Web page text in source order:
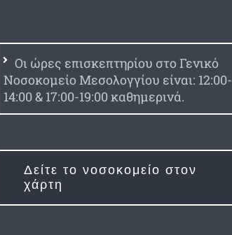
Οι ώρες επισκεπτηρίου στο Γενικό
Νοσοκομείο Μεσολογγίου είναι: 12:00-
14:00 & 17:00-19:00 καθημερινά.
Δείτε το νοσοκομείο στον
χάρτη